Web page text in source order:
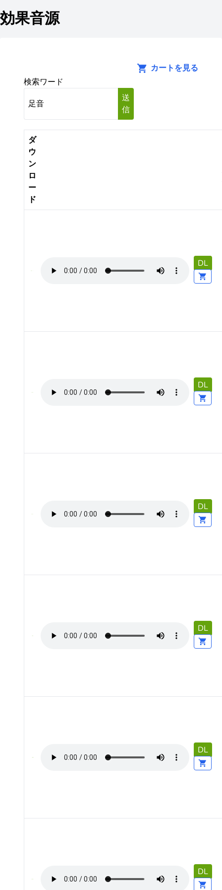
効果音源
カートを見る
検索ワード
送
信
ダ
ウ
ン
ロ
ー
ド
DL
DL
DL
DL
DL
DL